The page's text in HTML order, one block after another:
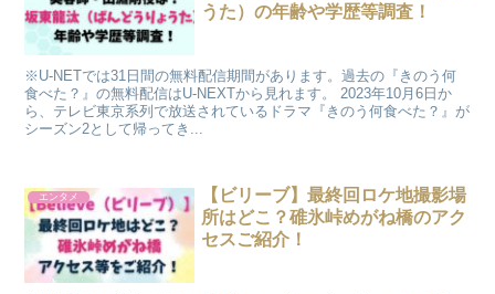
うた）の年齢や学歴等調査！
​ ※U-NETでは31日間の無料配信期間があります。過去の『きのう何
食べた？』の無料配信はU-NEXTから見れます。 2023年10月6日か
ら、テレビ東京系列で放送されているドラマ『きのう何食べた？』が
シーズン2として帰ってき...
エンタメ
【ビリーブ】最終回ロケ地撮影場
所はどこ？碓氷峠めがね橋のアク
セスご紹介！